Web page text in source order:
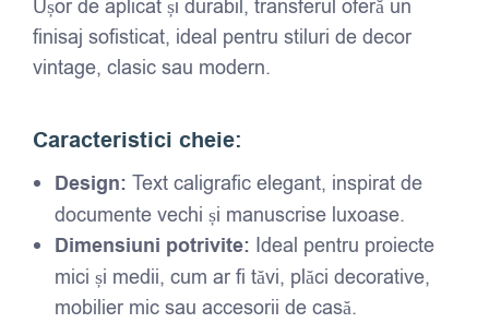
Ușor de aplicat și durabil, transferul oferă un
finisaj sofisticat, ideal pentru stiluri de decor
vintage, clasic sau modern.
Caracteristici cheie:
Design: Text caligrafic elegant, inspirat de
documente vechi și manuscrise luxoase.
Dimensiuni potrivite: Ideal pentru proiecte
mici și medii, cum ar fi tăvi, plăci decorative,
mobilier mic sau accesorii de casă.